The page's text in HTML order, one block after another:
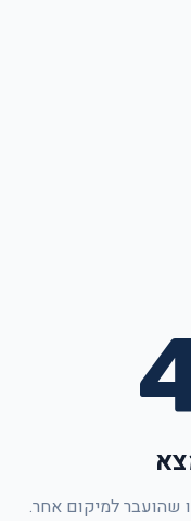
שהועבר למיקום אחר.